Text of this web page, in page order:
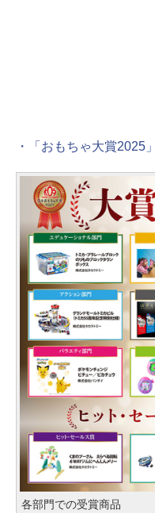
・「おもちゃ大賞2025
各部門での受賞商品